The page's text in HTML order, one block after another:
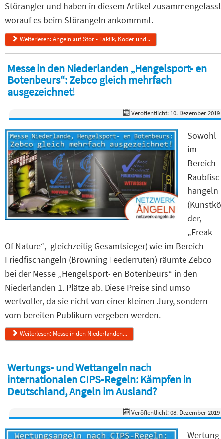
Störangler und haben in diesem Artikel zusammengefasst
worauf es beim Störangeln ankommmt.
Weiterlesen: Angeln auf Stör - Taktik, Köder und...
Messe in den Niederlanden „Hengelsport- en
Botenbeurs“: Zebco gleich mehrfach
ausgezeichnet!
Veröffentlicht: 10. Dezember 2019
Sowohl
im
Bereich
Raubfisc
hangeln
(Kunstkö
der,
„Freak
Of Nature“, gleichzeitig Gesamtsieger) wie im Bereich
Friedfischangeln (Browning Feederruten) räumte Zebco
bei der Messe „Hengelsport- en Botenbeurs“ in den
Niederlanden 1. Plätze ab. Diese Preise sind umso
wertvoller, da sie nicht von einer kleinen Jury, sondern
vom bereiten Publikum vergeben werden.
Weiterlesen: Messe in den Niederlanden...
Wertungs- und Wettangeln nach
internationalen CIPS-Regeln: Kämpfen in
Deutschland, Angeln im Ausland?
Veröffentlicht: 08. Dezember 2019
Wertung